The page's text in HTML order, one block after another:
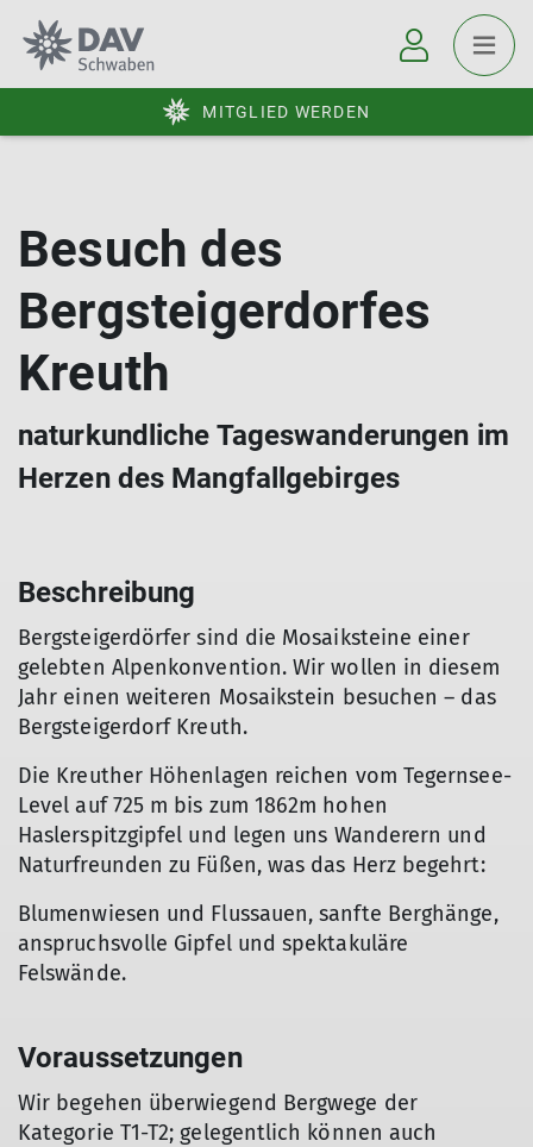
MITGLIED WERDEN
Besuch des
Bergsteigerdorfes
Kreuth
naturkundliche Tageswanderungen im
Herzen des Mangfallgebirges
Beschreibung
Bergsteigerdörfer sind die Mosaiksteine einer
gelebten Alpenkonvention. Wir wollen in diesem
Jahr einen weiteren Mosaikstein besuchen – das
Bergsteigerdorf Kreuth.
Die Kreuther Höhenlagen reichen vom Tegernsee-
Level auf 725 m bis zum 1862m hohen
Haslerspitzgipfel und legen uns Wanderern und
Naturfreunden zu Füßen, was das Herz begehrt:
Blumenwiesen und Flussauen, sanfte Berghänge,
anspruchsvolle Gipfel und spektakuläre
Felswände.
Voraussetzungen
Wir begehen überwiegend Bergwege der
Kategorie T1-T2; gelegentlich können auch